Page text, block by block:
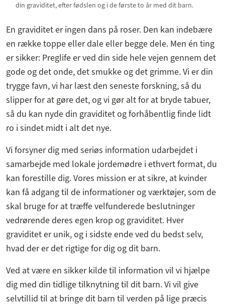
din graviditet, efter fødslen og i de første to år med dit barn.
En graviditet er ingen dans på roser. Den kan indebære
en række toppe eller dale eller begge dele. Men én ting
er sikker: Preglife er ved din side hele vejen gennem det
gode og det onde, det smukke og det grimme. Vi er din
trygge favn, vi har læst den seneste forskning, så du
slipper for at gøre det, og vi gør alt for at bryde tabuer,
så du kan nyde din graviditet og forhåbentlig finde lidt
ro i sindet midt i alt det nye.
Vi forsyner dig med seriøs information udarbejdet i
samarbejde med lokale jordemødre i ethvert format, du
kan forestille dig. Vores mission er at sikre, at kvinder
kan få adgang til de informationer og værktøjer, som de
skal bruge for at træffe velfunderede beslutninger
vedrørende deres egen krop og graviditet. Hver
graviditet er unik, og i sidste ende ved du bedst selv,
hvad der er det rigtige for dig og dit barn.
Ved at være en sikker kilde til information vil vi hjælpe
dig med din tidlige tilknytning til dit barn. Vi vil give
selvtillid til at bringe dit barn til verden på lige præcis